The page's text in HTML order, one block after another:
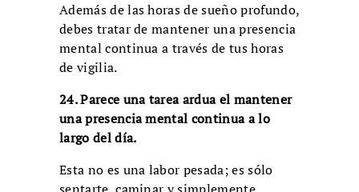
Además de las horas de sueño profundo,
debes tratar de mantener una presencia
mental continua a través de tus horas
de vigilia.
24. Parece una tarea ardua el mantener
una presencia mental continua a lo
largo del día.
Esta no es una labor pesada; es sólo